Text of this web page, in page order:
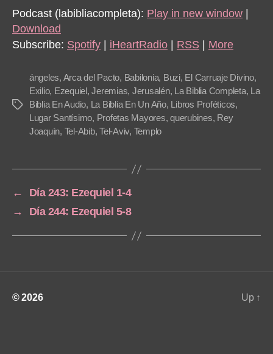
d
i
o
y
Podcast (labibliacompleta): Play in new window
Download
Subscribe: Spotify iHeartRadio RSS More
Tags
ángeles, Arca del Pacto, Babilonia, Buzi, El Carruaje Divino,
Exilio, Ezequiel,Jeremias, Jerusalén, La Biblia Completa, La
Biblia En Audio, La Biblia En Un Año, Libros Proféticos,
Lugar Santísimo, Profetas Mayores,querubines, Rey
Joaquín, Tel-Abib,Tel-Aviv, Templo
←
Día 243: Ezequiel 1-4
→
Día 244: Ezequiel 5-8
© 2026 Up ↑